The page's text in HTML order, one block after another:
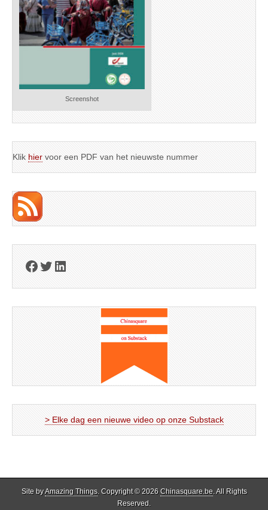
Screenshot
Klik hier voor een PDF van het nieuwste nummer
Facebook
Twitter
LinkedIn
> Elke dag een nieuwe video op onze Substack
Site byAmazing Things. Copyright © 2026 Chinasquare.be. All Rights
Reserved.